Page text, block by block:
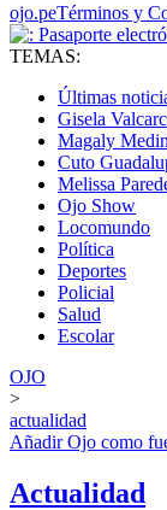
ojo.peTérminos y
TEMAS:
Últimas
Gisela
Magaly
Cuto
Melissa
Ojo Show
Locomundo
Política
Deportes
Policial
Salud
Escolar
OJO
>
actualidad
AñadirOjo como
Actualidad